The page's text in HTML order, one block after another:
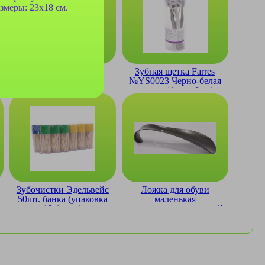
23x18 см.
мягкая (стакан 8шт)
Зубная щетка Farres
№YS0023 Черно-белая
мягкая (банка 8шт)
Зубочистки Эдельвейс
50шт. банка (упаковка
12 банок)
Ложка для обуви
маленькая
металлическая с ручкой